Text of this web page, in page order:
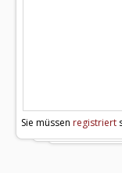
Sie müssen registriert